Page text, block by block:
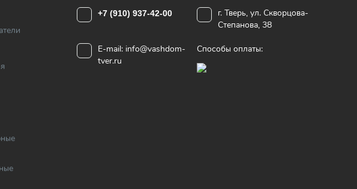
+7 (910) 937-42-00
г. Тверь, ул. Скворцова-
Степанова, 38
E-mail: info@vashdom-
tver.ru
Способы оплаты: